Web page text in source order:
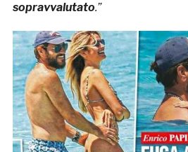
sopravvalutato.”